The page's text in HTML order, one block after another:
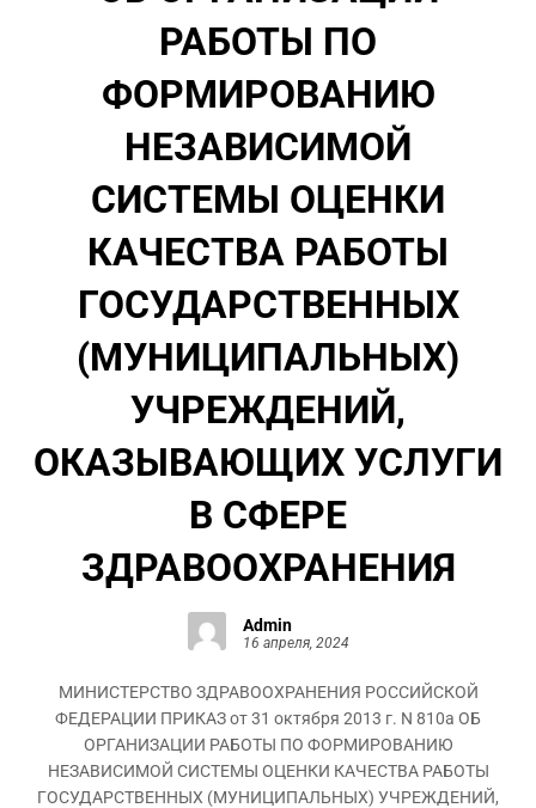
РАБОТЫ ПО
ФОРМИРОВАНИЮ
НЕЗАВИСИМОЙ
СИСТЕМЫ ОЦЕНКИ
КАЧЕСТВА РАБОТЫ
ГОСУДАРСТВЕННЫХ
(МУНИЦИПАЛЬНЫХ)
УЧРЕЖДЕНИЙ,
ОКАЗЫВАЮЩИХ УСЛУГИ
В СФЕРЕ
ЗДРАВООХРАНЕНИЯ
Admin
16 апреля, 2024
МИНИСТЕРСТВО ЗДРАВООХРАНЕНИЯ РОССИЙСКОЙ
ФЕДЕРАЦИИ ПРИКАЗ от 31 октября 2013 г. N 810а ОБ
ОРГАНИЗАЦИИ РАБОТЫ ПО ФОРМИРОВАНИЮ
НЕЗАВИСИМОЙ СИСТЕМЫ ОЦЕНКИ КАЧЕСТВА РАБОТЫ
ГОСУДАРСТВЕННЫХ (МУНИЦИПАЛЬНЫХ) УЧРЕЖДЕНИЙ,